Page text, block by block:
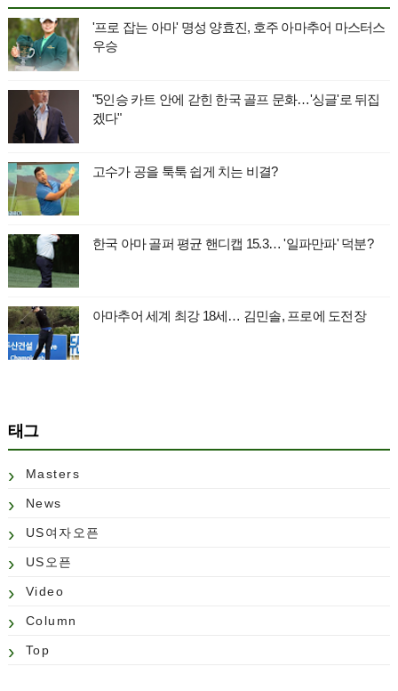
'프로 잡는 아마' 명성 양효진, 호주 아마추어 마스터스
우승
"5인승 카트 안에 갇힌 한국 골프 문화…'싱글'로 뒤집
겠다"
고수가 공을 툭툭 쉽게 치는 비결?
한국 아마 골퍼 평균 핸디캡 15.3… '일파만파' 덕분?
아마추어 세계 최강 18세… 김민솔, 프로에 도전장
태그
Masters
News
US여자오픈
US오픈
Video
Column
Top